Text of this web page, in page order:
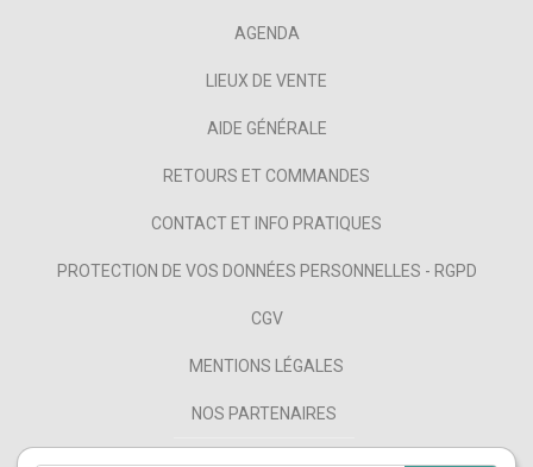
AGENDA
LIEUX DE VENTE
AIDE GÉNÉRALE
RETOURS ET COMMANDES
CONTACT ET INFO PRATIQUES
PROTECTION DE VOS DONNÉES PERSONNELLES - RGPD
CGV
MENTIONS LÉGALES
NOS PARTENAIRES
FAQ